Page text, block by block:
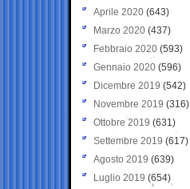
Aprile 2020 (643)
Marzo 2020 (437)
Febbraio 2020 (593)
Gennaio 2020 (596)
Dicembre 2019 (542)
Novembre 2019 (316)
Ottobre 2019 (631)
Settembre 2019 (617)
Agosto 2019 (639)
Luglio 2019 (654)